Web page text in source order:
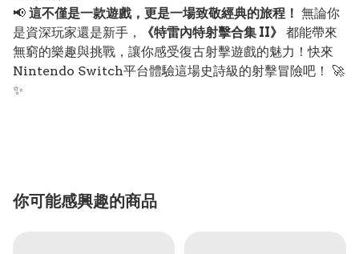
📢 這不僅是一款遊戲，更是一場致敬經典的旅程！ 無論你
是資深玩家還是新手，
《特雷內特射擊合集 II》
都能帶來
無窮的樂趣與挑戰，讓你感受復古射擊遊戲的魅力！快來
Nintendo Switch平台體驗這場史詩級的射擊冒險吧！ 🚀
✨
你可能感興趣的商品